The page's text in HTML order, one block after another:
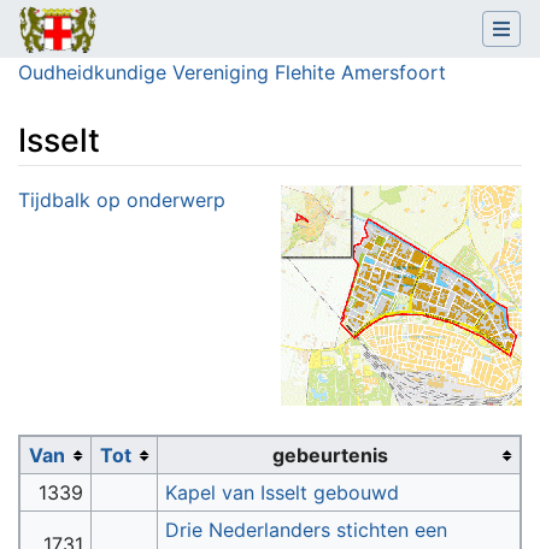
Oudheidkundige Vereniging Flehite Amersfoort
Isselt
Ga naar: navigatie,zoeken
Tijdbalk op onderwerp
Van Tot
gebeurtenis
1339
Kapel van Isselt gebouwd
1731
Drie Nederlanders stichten een